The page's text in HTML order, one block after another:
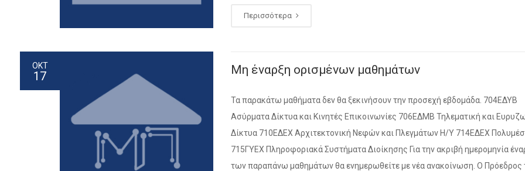
Περισσότερα
ΟΚΤ
17 Μη έναρξη ορισμένων μαθημάτων
Τα παρακάτω μαθήματα δεν θα ξεκινήσουν την προσεχή εβδομάδα. 704ΕΔΥΒ
Ασύρματα Δίκτυα και Κινητές Επικοινωνίες 706ΕΔΜΒ Τηλεματική και
Δίκτυα 710ΕΔΕΧ Αρχιτεκτονική Νεφών και Πλεγμάτων Η/Υ 714ΕΔΕΧ
715ΓΥΕΧ Πληροφοριακά Συστήματα Διοίκησης Για την ακριβή ημερομηνία
των παραπάνω μαθημάτων θα ενημερωθείτε με νέα ανακοίνωση. Ο Πρόεδρος